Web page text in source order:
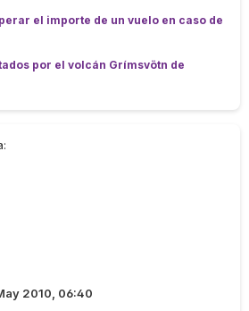
el importe de un vuelo en caso de
por el volcán Grímsvötn de
2010, 06:40